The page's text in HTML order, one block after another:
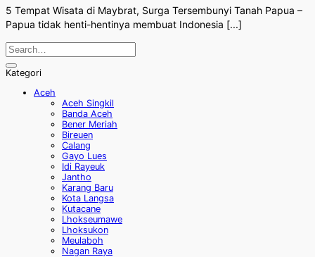
5 Tempat Wisata di Maybrat, Surga Tersembunyi Tanah Papua –
Papua tidak henti-hentinya membuat Indonesia [...]
Kategori
Aceh
Aceh Singkil
Banda Aceh
Bener Meriah
Bireuen
Calang
Gayo Lues
Idi Rayeuk
Jantho
Karang Baru
Kota Langsa
Kutacane
Lhokseumawe
Lhoksukon
Meulaboh
Nagan Raya